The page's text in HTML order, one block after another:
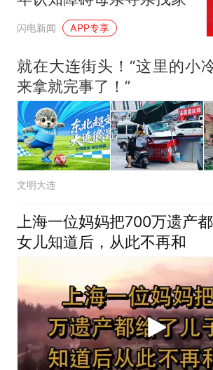
闪电新闻 APP专享
就在大连街头！“这里的小
来拿就完事了！”
文明大连
上海一位妈妈把700万遗产
女儿知道后，从此不再和